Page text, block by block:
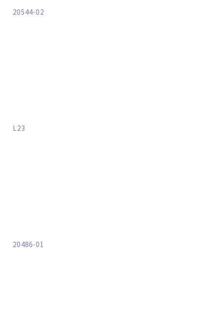
20544-02
L23
20486-01